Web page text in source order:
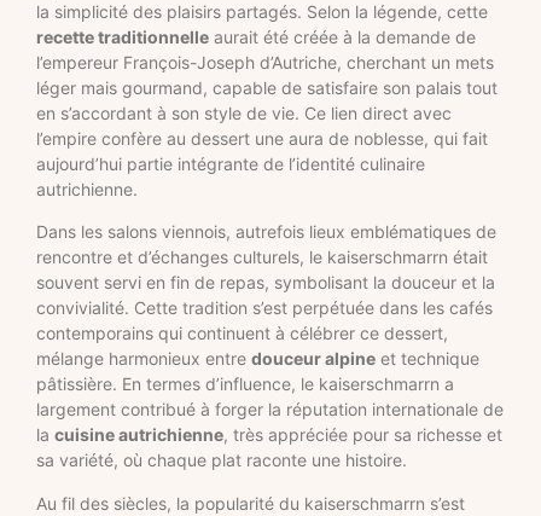
la simplicité des plaisirs partagés. Selon la légende, cette
recette traditionnelle aurait été créée à la demande de
l’empereur François-Joseph d’Autriche, cherchant un mets
léger mais gourmand, capable de satisfaire son palais tout
en s’accordant à son style de vie. Ce lien direct avec
l’empire confère au dessert une aura de noblesse, qui fait
aujourd’hui partie intégrante de l’identité culinaire
autrichienne.
Dans les salons viennois, autrefois lieux emblématiques de
rencontre et d’échanges culturels, le kaiserschmarrn était
souvent servi en fin de repas, symbolisant la douceur et la
convivialité. Cette tradition s’est perpétuée dans les cafés
contemporains qui continuent à célébrer ce dessert,
mélange harmonieux entre douceur alpine et technique
pâtissière. En termes d’influence, le kaiserschmarrn a
largement contribué à forger la réputation internationale de
la cuisine autrichienne, très appréciée pour sa richesse et
sa variété, où chaque plat raconte une histoire.
Au fil des siècles, la popularité du kaiserschmarrn s’est